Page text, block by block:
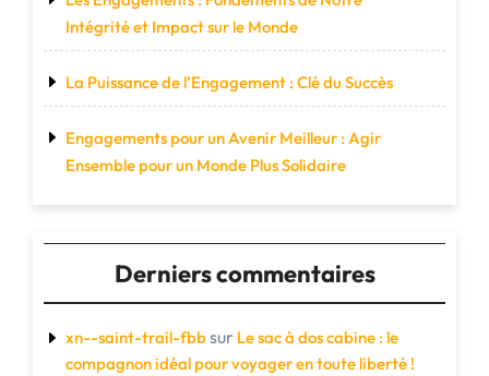
Intégrité et Impact sur le Monde
La Puissance de l’Engagement : Clé du Succès
Engagements pour un Avenir Meilleur : Agir
Ensemble pour un Monde Plus Solidaire
Derniers commentaires
xn--saint-trail-fbbsur Le sac à dos cabine : le
compagnon idéal pour voyager en toute liberté !